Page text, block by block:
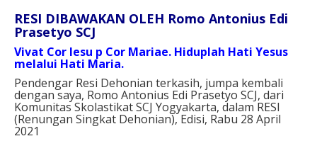
RESI DIBAWAKAN OLEH Romo Antonius Edi
Prasetyo SCJ
Vivat Cor Iesu p Cor Mariae. Hiduplah Hati Yesus
melalui Hati Maria.
Pendengar Resi Dehonian terkasih, jumpa kembali
dengan saya, Romo Antonius Edi Prasetyo SCJ, dari
Komunitas Skolastikat SCJ Yogyakarta, dalam RESI
(Renungan Singkat Dehonian), Edisi, Rabu 28 April
2021